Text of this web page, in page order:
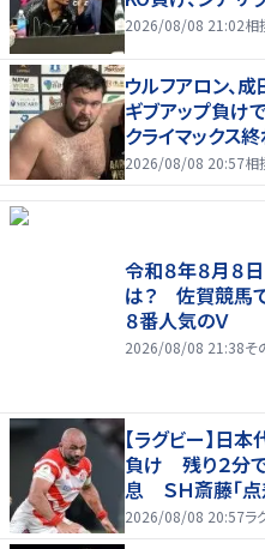
2026/08/08 21:02相
ウルフアロン、
ギブアップ負け
クライマックス
2026/08/08 20:57相
令和８年８月８
は？ 佐賀競馬で
８番人気のＶ
2026/08/08 21:38そ
【ラグビー】日
負け 残り２分
息 ＳＨ斎藤「
半にＳＯ伊藤龍が
2026/08/08 20:57ラ